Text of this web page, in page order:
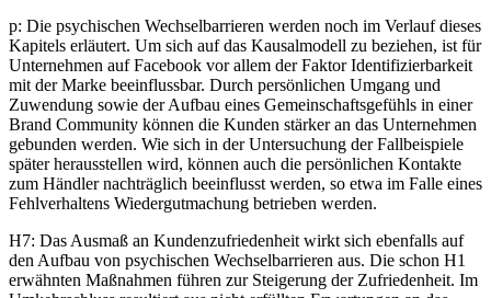
p: Die psychischen Wechselbarrieren werden noch im Verlauf dieses
Kapitels erläutert. Um sich auf das Kausalmodell zu beziehen, ist für
Unternehmen auf Facebook vor allem der Faktor Identifizierbarkeit
mit der Marke beeinflussbar. Durch persönlichen Umgang und
Zuwendung sowie der Aufbau eines Gemeinschaftsgefühls in einer
Brand Community können die Kunden stärker an das Unternehmen
gebunden werden. Wie sich in der Untersuchung der Fallbeispiele
später herausstellen wird, können auch die persönlichen Kontakte
zum Händler nachträglich beeinflusst werden, so etwa im Falle eines
Fehlverhaltens Wiedergutmachung betrieben werden.
H7: Das Ausmaß an Kundenzufriedenheit wirkt sich ebenfalls auf
den Aufbau von psychischen Wechselbarrieren aus. Die schon H1
erwähnten Maßnahmen führen zur Steigerung der Zufriedenheit. Im